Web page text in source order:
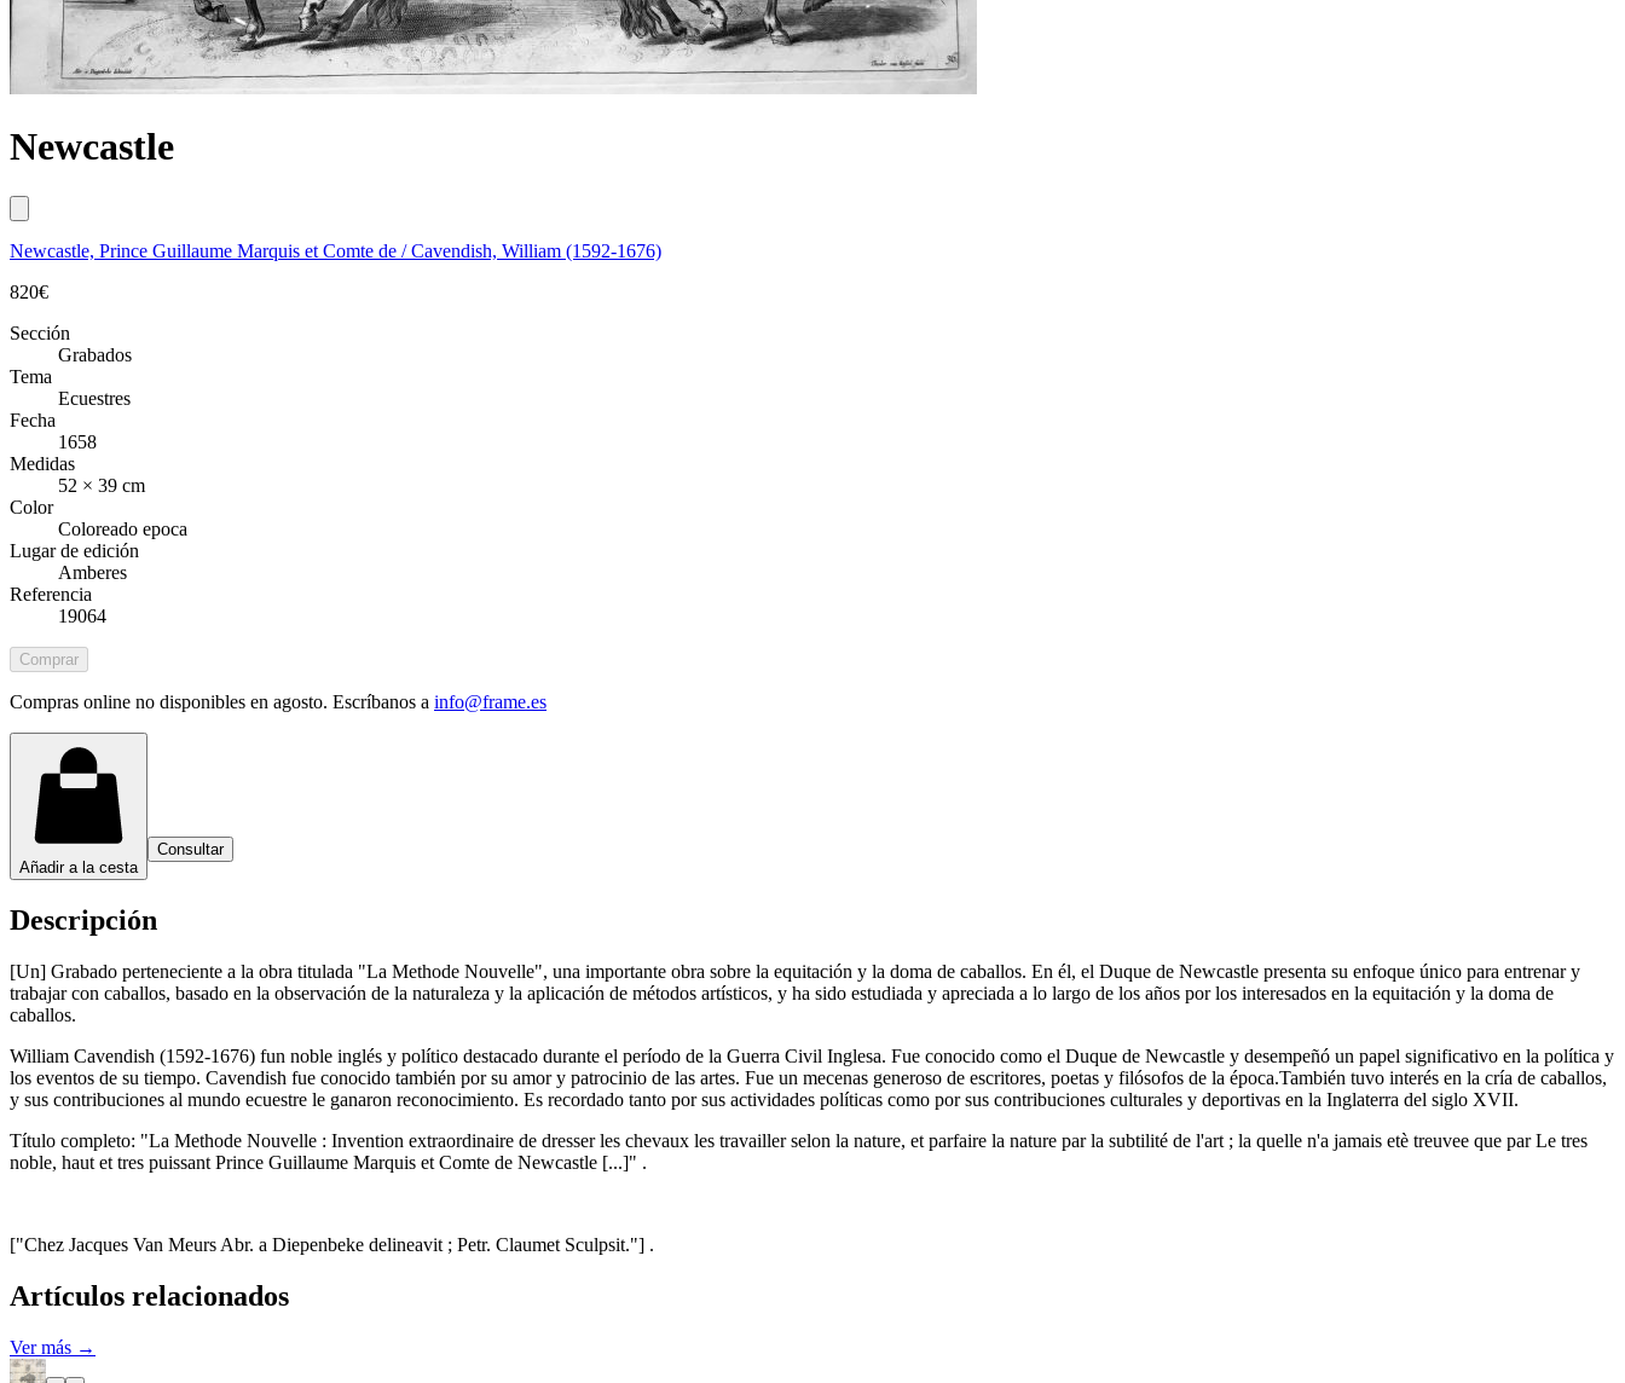
Newcastle
Newcastle, Prince Guillaume Marquis et Comte de / Cavendish, William (1592-1676)
820€
Sección
Grabados
Tema
Ecuestres
Fecha
1658
Medidas
52 × 39 cm
Color
Coloreado epoca
Lugar de edición
Amberes
Referencia
19064
Comprar
Compras online no disponibles en agosto. Escríbanos a info@frame.es
Añadir a la cesta
Consultar
Descripción
[Un] Grabado perteneciente a la obra titulada "La Methode Nouvelle", una importante obra sobre la equitación y la doma de caballos. En él, el Duque de Newcastle presenta su enfoque único para entrenar y
trabajar con caballos, basado en la observación de la naturaleza y la aplicación de métodos artísticos, y ha sido estudiada y apreciada a lo largo de los años por los interesados en la equitación y la doma de
caballos.
William Cavendish (1592-1676) fun noble inglés y político destacado durante el período de la Guerra Civil Inglesa. Fue conocido como el Duque de Newcastle y desempeñó un papel significativo en la política y
los eventos de su tiempo. Cavendish fue conocido también por su amor y patrocinio de las artes. Fue un mecenas generoso de escritores, poetas y filósofos de la época.También tuvo interés en la cría de caballos,
y sus contribuciones al mundo ecuestre le ganaron reconocimiento. Es recordado tanto por sus actividades políticas como por sus contribuciones culturales y deportivas en la Inglaterra del siglo XVII.
Título completo: "La Methode Nouvelle : Invention extraordinaire de dresser les chevaux les travailler selon la nature, et parfaire la nature par la subtilité de l'art ; la quelle n'a jamais etè treuvee que par Le tres
noble, haut et tres puissant Prince Guillaume Marquis et Comte de Newcastle [...]" .
["Chez Jacques Van Meurs Abr. a Diepenbeke delineavit ; Petr. Claumet Sculpsit."] .
Artículos relacionados
Ver más →